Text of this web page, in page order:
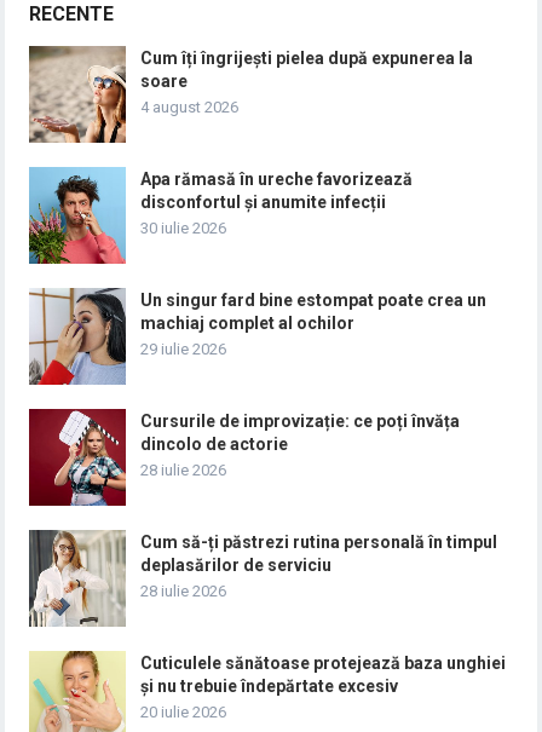
RECENTE
Cum îți îngrijești pielea după expunerea la
soare
4 august 2026
Apa rămasă în ureche favorizează
disconfortul și anumite infecții
30 iulie 2026
Un singur fard bine estompat poate crea un
machiaj complet al ochilor
29 iulie 2026
Cursurile de improvizație: ce poți învăța
dincolo de actorie
28 iulie 2026
Cum să-ți păstrezi rutina personală în timpul
deplasărilor de serviciu
28 iulie 2026
Cuticulele sănătoase protejează baza unghiei
și nu trebuie îndepărtate excesiv
20 iulie 2026